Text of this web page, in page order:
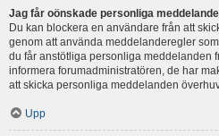
Jag får oönskade personliga
Du kan blockera en användare från att
genom att använda meddelanderegler
du får anstötliga personliga meddelanden
informera forumadministratören, de har
att skicka personliga meddelanden
Upp